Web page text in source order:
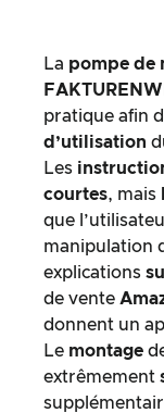
La pompe de
pratique afin
d’utilisation
Les
courtes, mais
que
manipulation
explications
de vente
donnent un
Le montage
extrêmement